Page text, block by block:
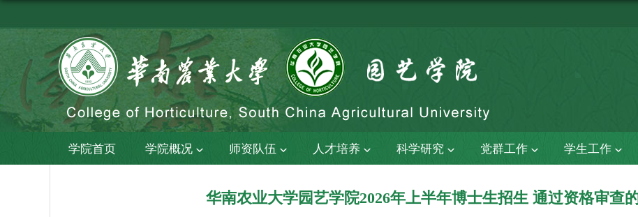
学院首页 学院概况 师资队伍 人才培养 科学研究 党群工作 学生工作
华南农业大学园艺学院2026年上半年博士生招生 通过资格审查